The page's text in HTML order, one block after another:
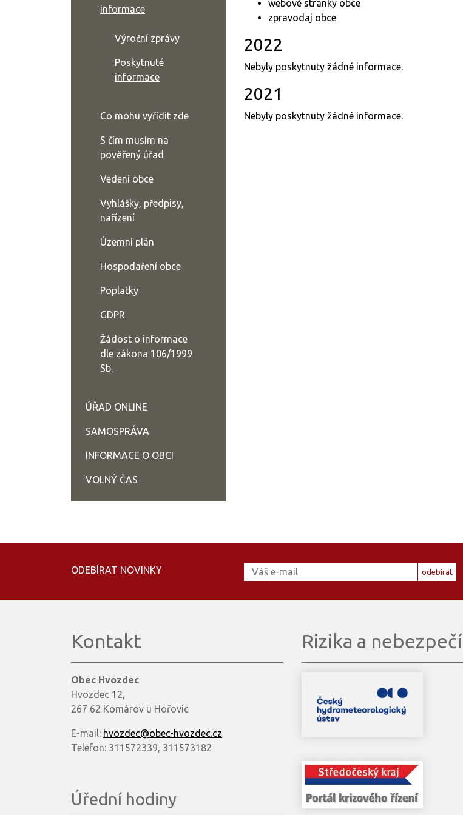
webové stranky obce
zpravodaj obce
2022
Nebyly poskytnuty žádné informace.
2021
Nebyly poskytnuty žádné informace.
informace
Výroční zprávy
Poskytnuté
informace
Co mohu vyřídit zde
S čím musím na
pověřený úřad
Vedení obce
Vyhlášky, předpisy,
nařízení
Územní plán
Hospodaření obce
Poplatky
GDPR
Žádost o informace
dle zákona 106/1999
Sb.
ÚŘAD ONLINE
SAMOSPRÁVA
INFORMACE O OBCI
VOLNÝ ČAS
ODEBÍRAT NOVINKY odebírat
Kontakt
Obec Hvozdec
Hvozdec 12,
267 62 Komárov u Hořovic
E-mail: hvozdec@obec-hvozdec.cz
Telefon: 311572339, 311573182
Úřední hodiny
Rizika a nebezpečí